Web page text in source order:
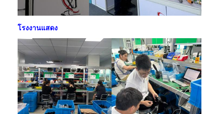
โรงงานแสดง